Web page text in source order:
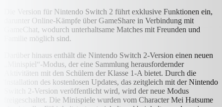
Die Version für Nintendo Switch 2 führt exklusive Funktionen ein,
darunter Online-Kämpfe über GameShare in Verbindung mit
GameChat, wodurch unterhaltsame Matches mit Freunden und
Familie möglich sind.
Darüber hinaus enthält die Nintendo Switch 2-Version einen neuen
„Minispiel“-Modus, der eine Sammlung herausfordernder
Aktivitäten mit den Schülern der Klasse 1-A bietet. Durch die
Installation des kostenlosen Updates, das zeitgleich mit der Nintendo
Switch 2-Version veröffentlicht wird, wird der neue Modus
freigeschaltet. Die Minispiele wurden vom Character Mei Hatsume